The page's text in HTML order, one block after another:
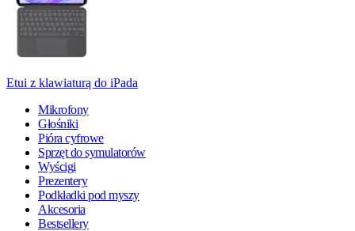
Etui z klawiaturą do iPada
Mikrofony
Głośniki
Pióra cyfrowe
Sprzęt do symulatorów
Wyścigi
Prezentery
Podkładki pod myszy
Akcesoria
Bestsellery